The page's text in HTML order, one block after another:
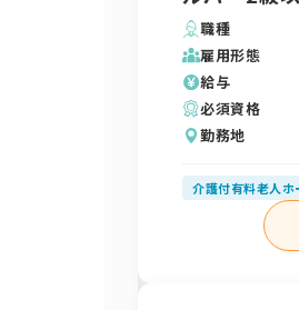
職種
雇用形態
給与
必須資格
勤務地
介護付有料老人ホ